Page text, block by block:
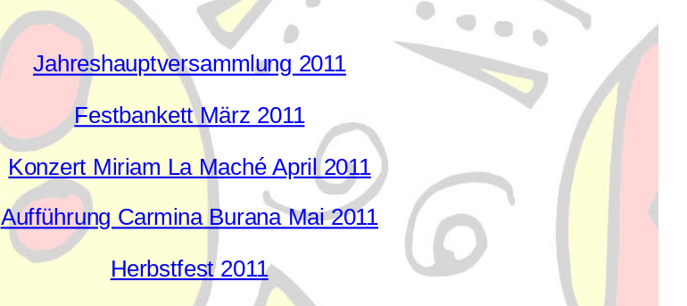
Jahreshauptversammlung 2011
Festbankett März 2011
Konzert Miriam La Maché April 2011
Aufführung Carmina Burana Mai 2011
Herbstfest 2011